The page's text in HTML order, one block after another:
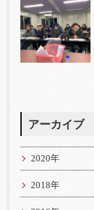
アーカイブ
2020年
2018年